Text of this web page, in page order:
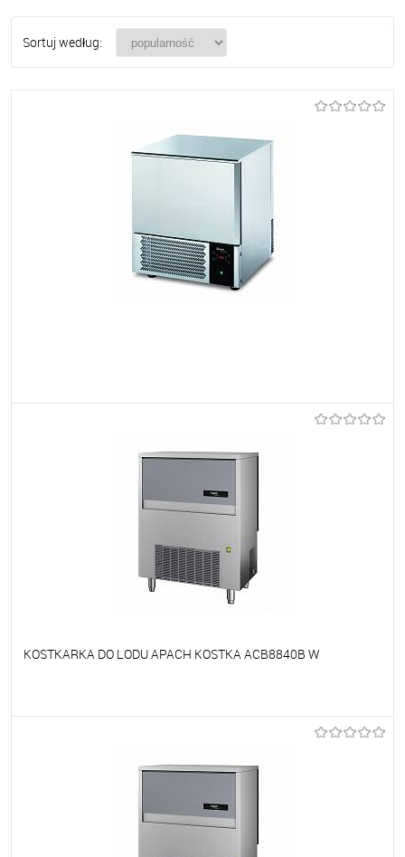
Sortuj według:
KOSTKARKA DO LODU APACH KOSTKA ACB8840B W